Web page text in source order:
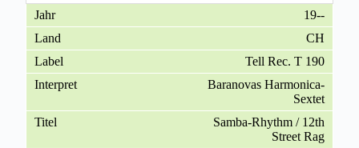
19--
CH
Tell Rec. T 190
Baranovas Harmonica-
Sextet
Samba-Rhythm / 12th
Street Rag